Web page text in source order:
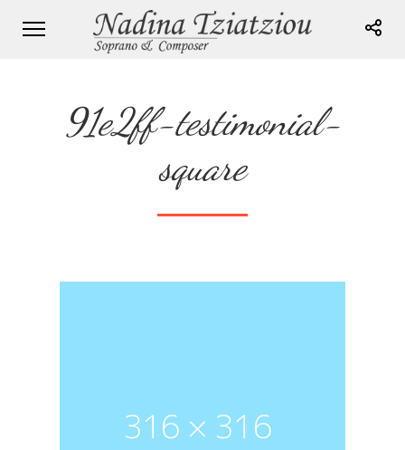
91e2ff-testimonial-
square